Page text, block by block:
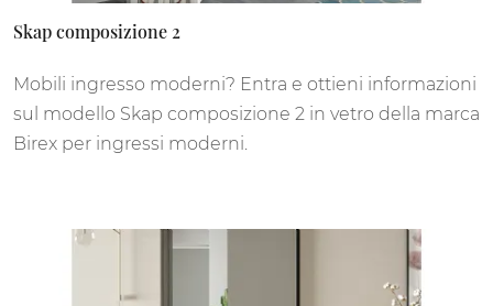
Skap composizione 2
Mobili ingresso moderni? Entra e ottieni informazioni
sul modello Skap composizione 2 in vetro della marca
Birex per ingressi moderni.